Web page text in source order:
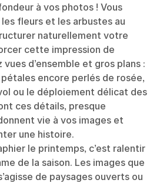
à vos photos ! Vous
fleurs et les arbustes au
naturellement votre
cette impression de
d’ensemble et gros plans :
encore perlés de rosée,
ou le déploiement délicat des
ces détails, presque
vie à vos images et
une histoire.
le printemps, c’est ralentir
de la saison. Les images que
de paysages ouverts ou